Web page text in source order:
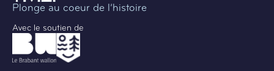
Plonge au coeur de l’histoire
Avec le soutien de